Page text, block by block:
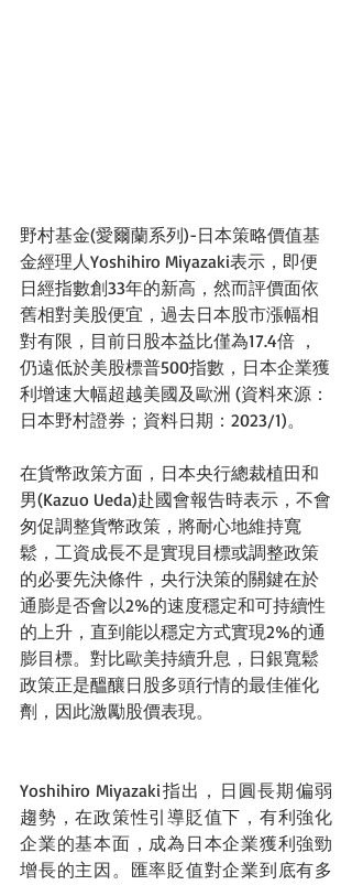
野村基金(愛爾蘭系列)-日本策略價值基
金經理人Yoshihiro Miyazaki表示，即便
日經指數創33年的新高，然而評價面依
舊相對美股便宜，過去日本股市漲幅相
對有限，目前日股本益比僅為17.4倍 ，
仍遠低於美股標普500指數，日本企業獲
利增速大幅超越美國及歐洲 (資料來源：
日本野村證券；資料日期：2023/1)。
在貨幣政策方面，日本央行總裁植田和
男(Kazuo Ueda)赴國會報告時表示，不會
匆促調整貨幣政策，將耐心地維持寬
鬆，工資成長不是實現目標或調整政策
的必要先決條件，央行決策的關鍵在於
通膨是否會以2%的速度穩定和可持續性
的上升，直到能以穩定方式實現2%的通
膨目標。對比歐美持續升息，日銀寬鬆
政策正是醞釀日股多頭行情的最佳催化
劑，因此激勵股價表現。
Yoshihiro Miyazaki指出，日圓長期偏弱
趨勢，在政策性引導貶值下，有利強化
企業的基本面，成為日本企業獲利強勁
增長的主因。匯率貶值對企業到底有多